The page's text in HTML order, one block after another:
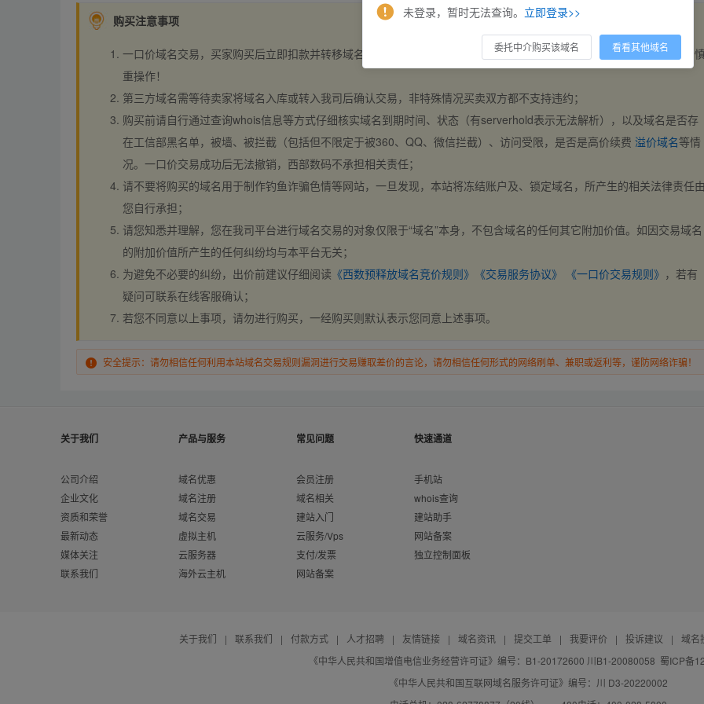
购买注意事项
一口价域名交易，买家购买后立即扣款并转移域名，交易自动完成。买卖双方都不支持违约，一旦出价不支持撤销，请
重操作！
第三方域名需等待卖家将域名入库或转入我司后确认交易，非特殊情况买卖双方都不支持违约；
购买前请自行通过查询whois信息等方式仔细核实域名到期时间、状态（有serverhold表示无法解析），以及域名是否存
在工信部黑名单，被墙、被拦截（包括但不限定于被360、QQ、微信拦截）、访问受限，是否是高价续费 溢价域名等情
况。一口价交易成功后无法撤销，西部数码不承担相关责任；
请不要将购买的域名用于制作钓鱼诈骗色情等网站，一旦发现，本站将冻结账户及、锁定域名，所产生的相关法律责任
您自行承担；
请您知悉并理解，您在我司平台进行域名交易的对象仅限于“域名”本身，不包含域名的任何其它附加价值。如因交易域名
的附加价值所产生的任何纠纷均与本平台无关；
为避免不必要的纠纷，出价前建议仔细阅读 《西数预释放域名竞价规则》 《交易服务协议》 《一口价交易规则》 ，若有
疑问可联系在线客服确认；
若您不同意以上事项，请勿进行购买，一经购买则默认表示您同意上述事项。
安全提示：请勿相信任何利用本站域名交易规则漏洞进行交易赚取差价的言论，请勿相信任何形式的网络刷单、兼职或返利等，谨防网络诈骗！
关于我们
公司介绍
企业文化
资质和荣誉
最新动态
媒体关注
联系我们
产品与服务
域名优惠
域名注册
域名交易
虚拟主机
云服务器
海外云主机
常见问题
会员注册
域名相关
建站入门
云服务/Vps
支付/发票
网站备案
快速通道
手机站
whois查询
建站助手
网站备案
独立控制面板
关于我们 | 联系我们 | 付款方式 | 人才招聘 | 友情链接 | 域名资讯 | 提交工单 | 我要评价 | 投诉建议 |
域名
《中华人民共和国增值电信业务经营许可证》编号：B1-20172600 川B1-20080058 蜀ICP备
《中华人民共和国互联网域名服务许可证》编号：川 D3-20220002
未登录，暂时无法查询。 立即登录>>
委托中介购买该域名 看看其他域名